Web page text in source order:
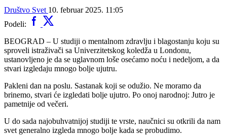
Društvo Svet 10. februar 2025. 11:05
Podeli:
BEOGRAD – U studiji o mentalnom zdravlju i blagostanju koju su
sproveli istraživači sa Univerzitetskog koledža u Londonu,
ustanovljeno je da se uglavnom loše osećamo noću i nedeljom, a da
stvari izgledaju mnogo bolje ujutru.
Pakleni dan na poslu. Sastanak koji se odužio. Ne moramo da
brinemo, stvari će izgledati bolje ujutro. Po onoj narodnoj: Jutro je
pametnije od večeri.
U do sada najobuhvatnijoj studiji te vrste, naučnici su otkrili da nam
svet generalno izgleda mnogo bolje kada se probudimo.